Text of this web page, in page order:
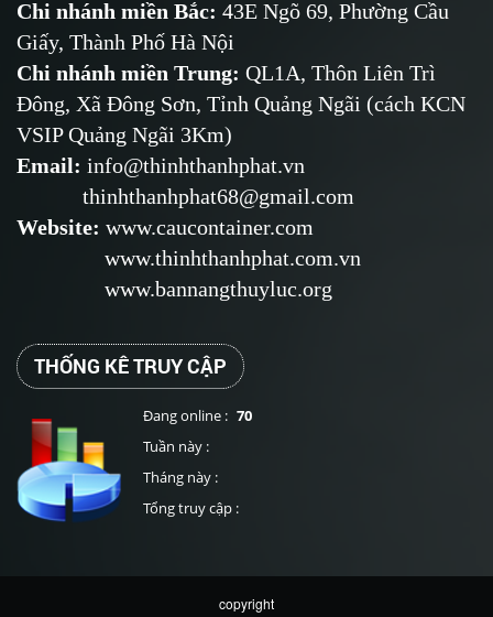
Chi nhánh miền Bắc: 43E Ngõ 69, Phường Cầu
Giấy, Thành Phố Hà Nội
Chi nhánh miền Trung: QL1A, Thôn Liên Trì
Đông, Xã Đông Sơn, Tỉnh Quảng Ngãi (cách KCN
VSIP Quảng Ngãi 3Km)
Email: info@thinhthanhphat.vn
thinhthanhphat68@gmail.com
Website: www.caucontainer.com
www.thinhthanhphat.com.vn
www.bannangthuyluc.org
THỐNG KÊ TRUY CẬP
Đang online : 70
Tuần này :
Tháng này :
Tổng truy cập :
copyright